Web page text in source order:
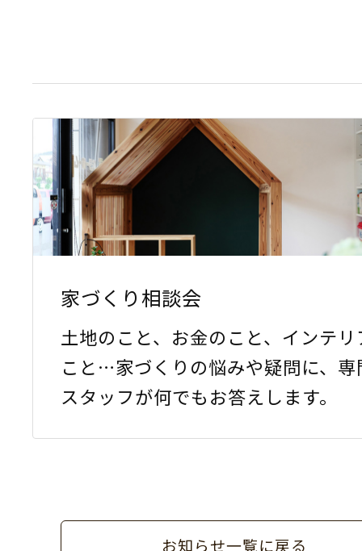
家づくり相談会
土地のこと、お金のこと、インテ
こと…家づくりの悩みや疑問に、専
スタッフが何でもお答えします。
お知らせ一覧に戻る